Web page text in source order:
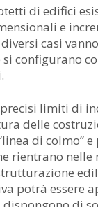
di edifici
e
casi
configurano
limiti di
delle
di colmo”
rientrano nelle
potrà essere